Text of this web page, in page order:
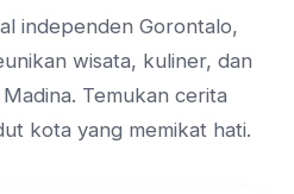
independen Gorontalo,
wisata, kuliner, dan
Temukan cerita
kota yang memikat hati.